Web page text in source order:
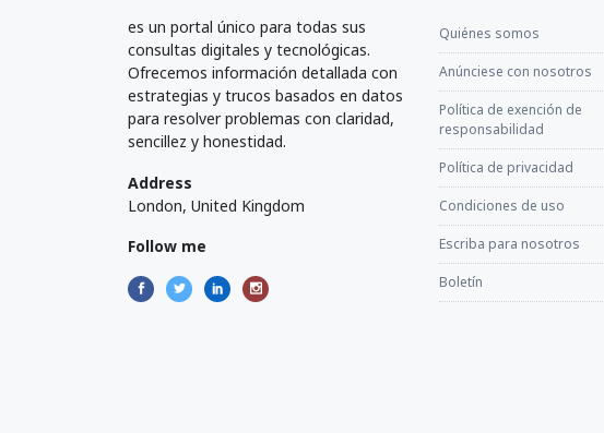
es un portal único para todas sus
consultas digitales y tecnológicas.
Ofrecemos información detallada con
estrategias y trucos basados en datos
para resolver problemas con claridad,
sencillez y honestidad.
Address
London, United Kingdom
Follow me
Quiénes somos
Anúnciese con nosotros
Política de exención de
responsabilidad
Política de privacidad
Condiciones de uso
Escriba para nosotros
Boletín